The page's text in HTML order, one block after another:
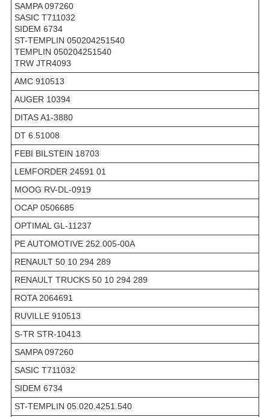
SAMPA 097260
SASIC T711032
SIDEM 6734
ST-TEMPLIN 050204251540
TEMPLIN 050204251540
TRW JTR4093
AMC 910513
AUGER 10394
DITAS A1-3880
DT 6.51008
FEBI BILSTEIN 18703
LEMFORDER 24591 01
MOOG RV-DL-0919
OCAP 0506685
OPTIMAL GL-11237
PE AUTOMOTIVE 252.005-00A
RENAULT 50 10 294 289
RENAULT TRUCKS 50 10 294 289
ROTA 2064691
RUVILLE 910513
S-TR STR-10413
SAMPA 097260
SASIC T711032
SIDEM 6734
ST-TEMPLIN 05.020.4251.540